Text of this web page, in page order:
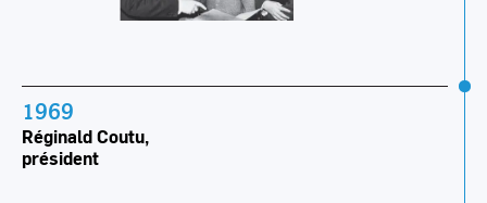
1969
Réginald Coutu,
président